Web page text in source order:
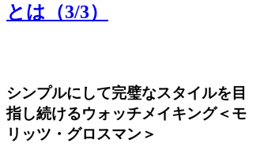
とは（3/3）
シンプルにして完璧なスタイルを目
指し続けるウォッチメイキング＜モ
リッツ・グロスマン＞